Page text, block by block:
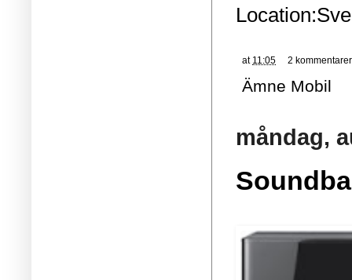
Location:
at 11:05 2
Ämne Mobil
måndag,